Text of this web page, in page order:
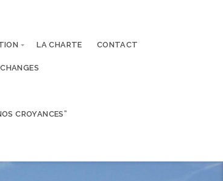
LA CHARTE CONTACT
CROYANCES”